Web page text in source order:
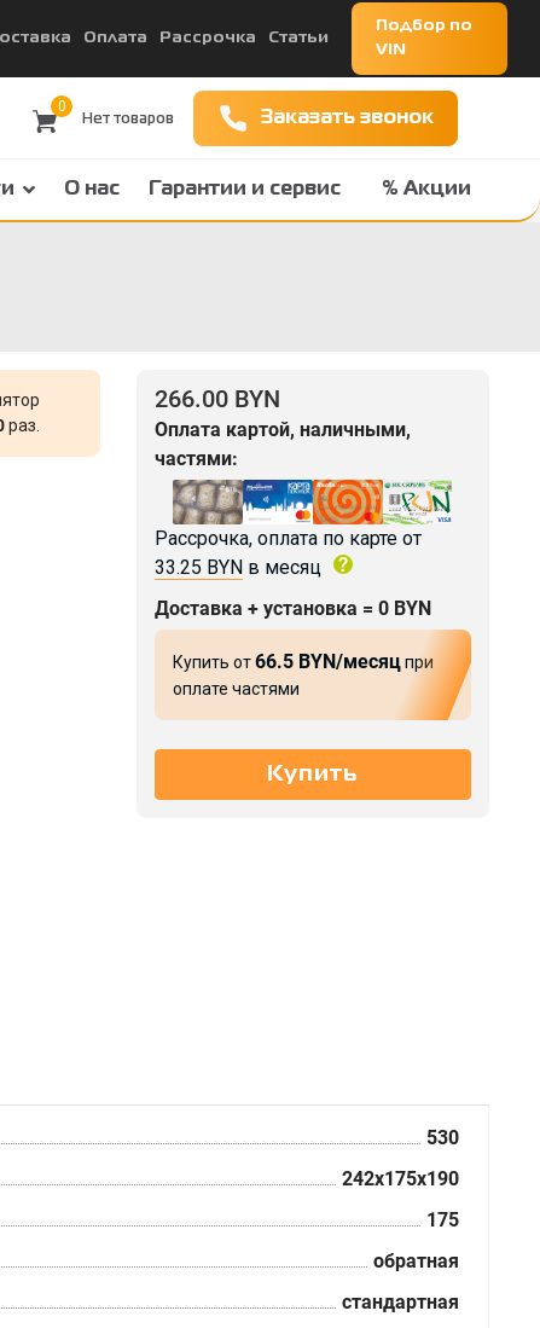
Оплата Рассрочка Статьи
Подбор по
VIN
0
Заказать звонок
О нас Гарантии и сервис % Акции
раз.
266.00 BYN
Оплата картой, наличными,
частями:
Рассрочка, оплата по карте от
33.25 BYNв месяц
Доставка + установка = 0 BYN
Купить от66.5 BYN/месяцпри
оплате частями
530
242x175x190
175
обратная
стандартная